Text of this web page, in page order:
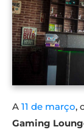
A 11 de março,
Gaming